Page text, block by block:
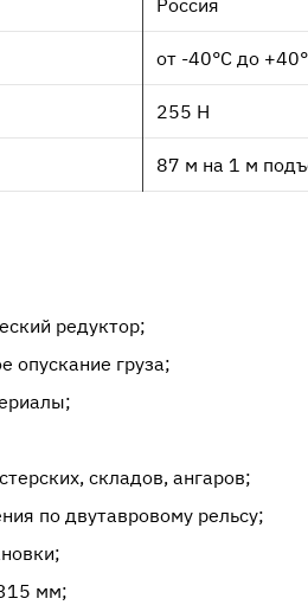
Россия
от -40°C до
255 Н
87 м на 1 м
редуктор;
опускание груза;
складов, ангаров;
по двутавровому рельсу;
мм;